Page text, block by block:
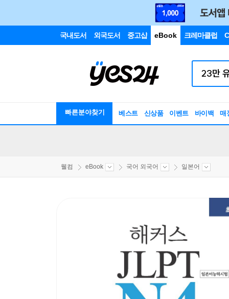
국내도서 외국도서 중고샵 eBook 크레마클럽
빠른분야찾기 베스트 신상품 이벤트 바이백 매
웰컴 eBook 국어 외국어 일본어